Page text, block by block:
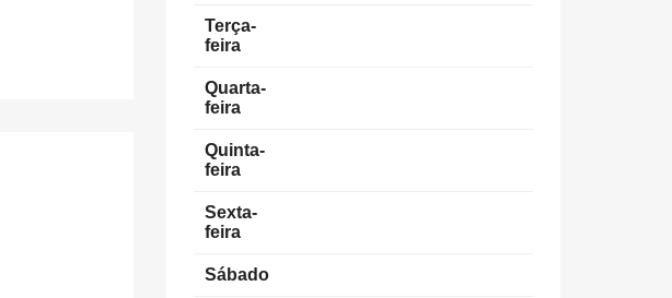
Terça-
feira
Quarta-
feira
Quinta-
feira
Sexta-
feira
Sábado